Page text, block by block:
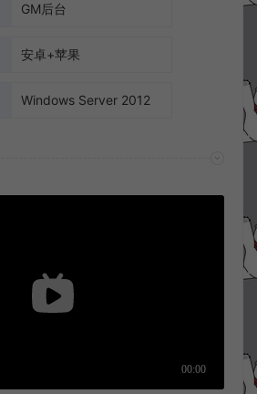
GM后台
安卓+苹果
Windows Server 2012